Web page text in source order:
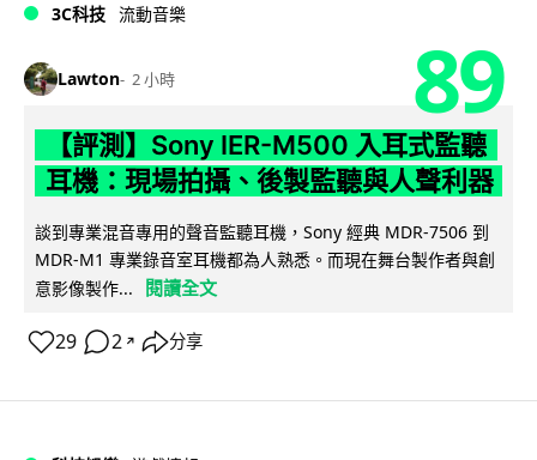
3C科技 流動音樂
Lawton 2 小時 89
【評測】Sony IER-M500 入耳式監聽
耳機：現場拍攝、後製監聽與人聲利器
談到專業混音專用的聲音監聽耳機，Sony 經典 MDR-7506 到
MDR-M1 專業錄音室耳機都為人熟悉。而現在舞台製作者與創
意影像製作...
閱讀全文
29 2 ↗ 分享